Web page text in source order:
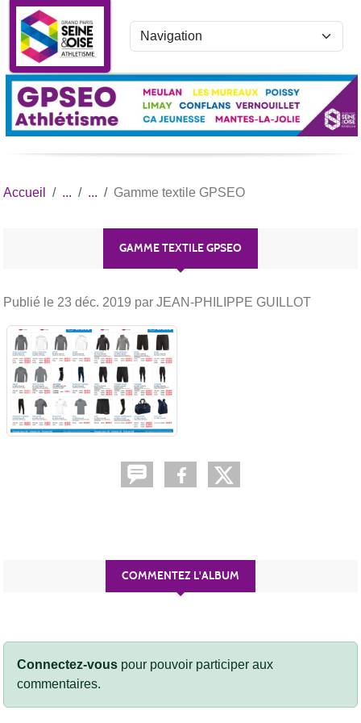
Accueil Gamme textile GPSEO
GAMME TEXTILE GPSEO
Publié le 23 déc. 2019 par JEAN-PHILIPPE GUILLOT
COMMENTEZ L'ALBUM
Connectez-vous pour pouvoir participer aux
commentaires.
Panneau de gestion des cookies